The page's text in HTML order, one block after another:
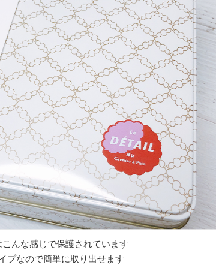
んな感じで保護されています
プなので簡単に取り出せます